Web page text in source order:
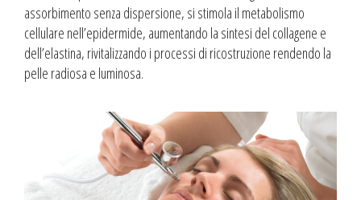
assorbimento senza dispersione, si stimola il metabolismo
cellulare nell’epidermide, aumentando la sintesi del collagene e
dell’elastina, rivitalizzando i processi di ricostruzione rendendo la
pelle radiosa e luminosa.